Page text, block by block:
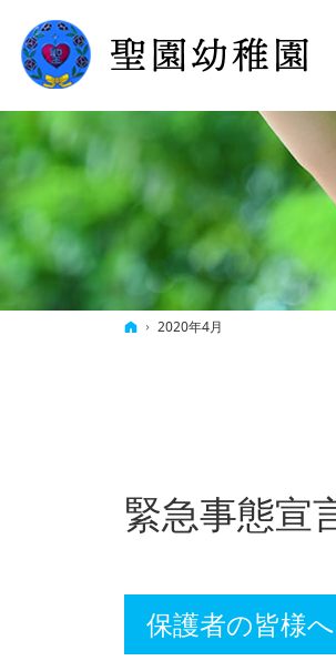
ホーム
2020年4月
緊急事態宣
保護者の皆様へ